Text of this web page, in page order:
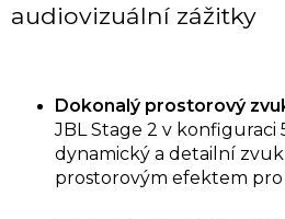
audiovizuální zážitky
Dokonalý prostorový
JBL Stage 2 v konfiguraci
dynamický a detailní
prostorovým efektem